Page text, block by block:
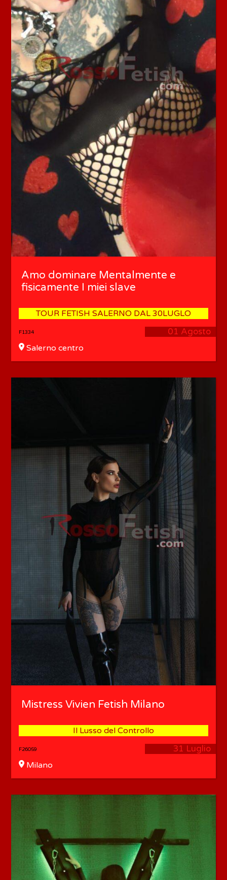
Amo dominare Mentalmente e
fisicamente I miei slave
TOUR FETISH SALERNO DAL 30LUGLO
01 Agosto
F1334
Salerno centro
Mistress Vivien Fetish Milano
Il Lusso del Controllo
31 Luglio
F26059
Milano